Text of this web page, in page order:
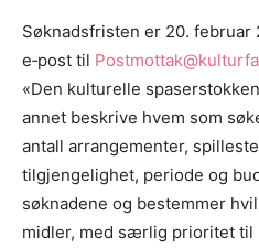
Søknadsfristen er 20. februar
e‑post til
«Den kulturelle
annet beskrive hvem som
antall arrangementer,
tilgjengelighet, periode og
søknadene og bestemmer
midler, med særlig prioritet til